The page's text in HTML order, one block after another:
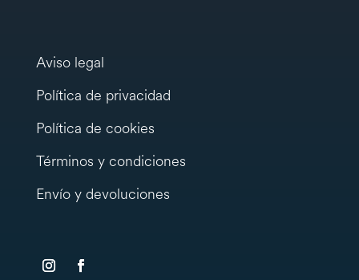
Aviso legal
Política de privacidad
Política de cookies
Términos y condiciones
Envío y devoluciones